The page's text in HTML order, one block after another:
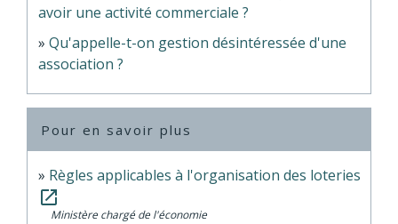
avoir une activité commerciale ?
Qu'appelle-t-on gestion désintéressée d'une
association ?
Pour en savoir plus
Règles applicables à l'organisation des loteries
open_in_new
Ministère chargé de l'économie